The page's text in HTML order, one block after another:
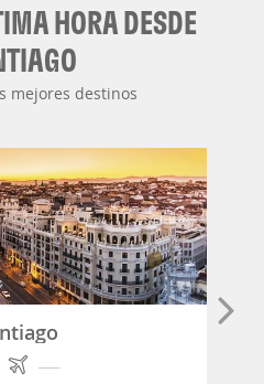
HORA DESDE
mejores destinos